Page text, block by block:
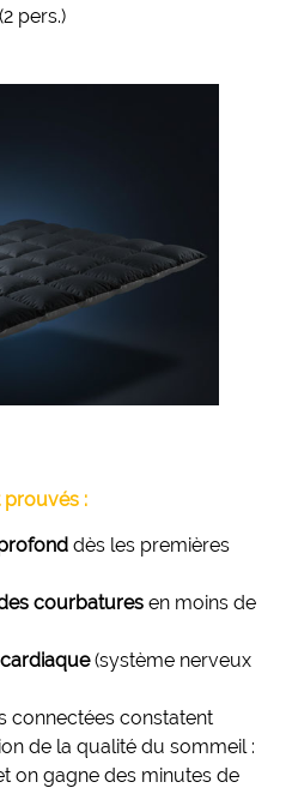
pers.)
prouvés :
dès les premières
courbatures en moins de
cardiaque(système nerveux
connectées constatent
de la qualité du sommeil :
on gagne des minutes de